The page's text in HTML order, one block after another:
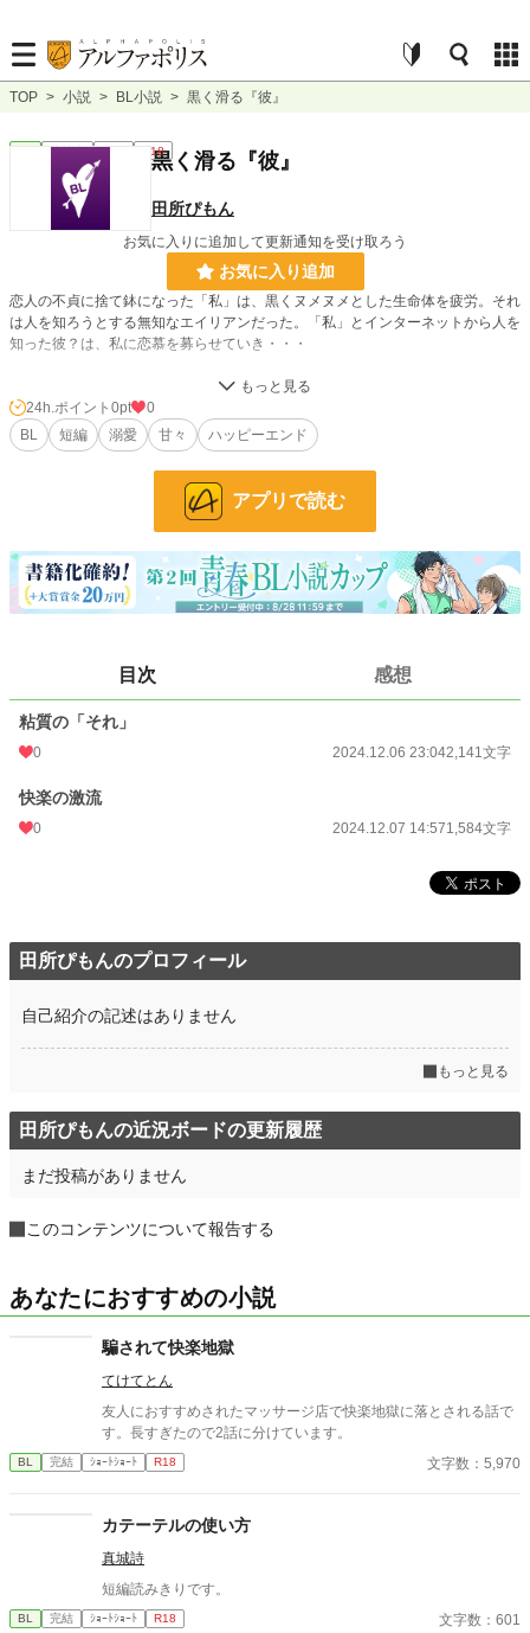
TOP > 小説 > BL小説 > 黒く滑る『彼』
連載中 短編 R18
黒く滑る『彼』
田所ぴもん
お気に入りに追加して更新通知を受け取ろう
お気に入り追加
恋人の不貞に捨て鉢になった「私」は、黒くヌメヌメとした生命体を疲労。それ
は人を知ろうとする無知なエイリアンだった。「私」とインターネットから人を
知った彼？は、私に恋慕を募らせていき・・・
228,833 位 / 228,833 件
BL 31,433 位 / 31,433 件
文字数 3,725
更新日時 2024.12.07 14:57
0 pt (228,833 位)
月間ポイント 7 pt (116,421 位)
累計ポイント
24h.ポイント 0pt
0
BL
短編 溺愛 甘々 ハッピーエンド
アプリで読む
目次 感想
粘質の「それ」
0 2024.12.06 23:042,141文字
快楽の激流
0 2024.12.07 14:571,584文字
田所ぴもんのプロフィール
自己紹介の記述はありません
もっと見る
田所ぴもんの近況ボードの更新履歴
まだ投稿がありません
このコンテンツについて報告する
あなたにおすすめの小説
騙されて快楽地獄
てけてとん
友人におすすめされたマッサージ店で快楽地獄に落とされる話で
す。長すぎたので2話に分けています。
BL 完結 ｼｮｰﾄｼｮｰﾄ R18 文字数：5,970
カテーテルの使い方
真城詩
短編読みきりです。
BL 完結 ｼｮｰﾄｼｮｰﾄ R18 文字数：601